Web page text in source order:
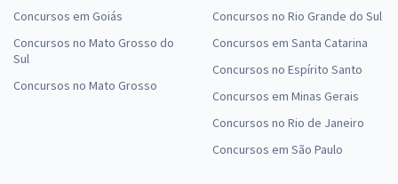
Concursos em Goiás
Concursos no Mato Grosso do
Sul
Concursos no Mato Grosso
Concursos no Rio Grande do Sul
Concursos em Santa Catarina
Concursos no Espírito Santo
Concursos em Minas Gerais
Concursos no Rio de Janeiro
Concursos em São Paulo